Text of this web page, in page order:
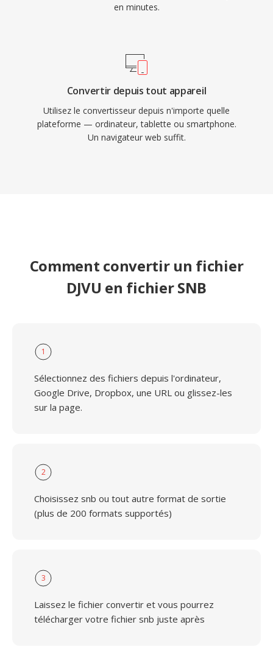
en minutes.
Convertir depuis tout appareil
Utilisez le convertisseur depuis n'importe quelle
plateforme — ordinateur, tablette ou smartphone.
Un navigateur web suffit.
Comment convertir un fichier
DJVU en fichier SNB
1
Sélectionnez des fichiers depuis l'ordinateur,
Google Drive, Dropbox, une URL ou glissez-les
sur la page.
2
Choisissez snb ou tout autre format de sortie
(plus de 200 formats supportés)
3
Laissez le fichier convertir et vous pourrez
télécharger votre fichier snb juste après